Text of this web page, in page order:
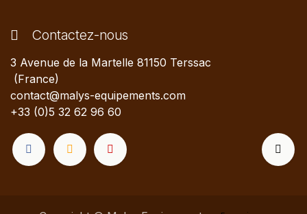
Contactez-nous
3 Avenue de la Martelle 81150 Terssac
(France)
contact@malys-equipements.com
+33 (0)5 32 62 96 60